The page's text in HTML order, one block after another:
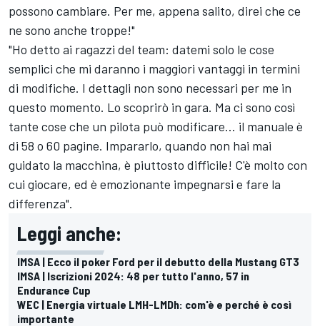
possono cambiare. Per me, appena salito, direi che ce
ne sono anche troppe!"
"Ho detto ai ragazzi del team: datemi solo le cose
semplici che mi daranno i maggiori vantaggi in termini
di modifiche. I dettagli non sono necessari per me in
questo momento. Lo scoprirò in gara. Ma ci sono così
tante cose che un pilota può modificare... il manuale è
di 58 o 60 pagine. Impararlo, quando non hai mai
guidato la macchina, è piuttosto difficile! C'è molto con
cui giocare, ed è emozionante impegnarsi e fare la
differenza".
Leggi anche:
IMSA | Ecco il poker Ford per il debutto della Mustang GT3
IMSA | Iscrizioni 2024: 48 per tutto l'anno, 57 in
Endurance Cup
WEC | Energia virtuale LMH-LMDh: com'è e perché è così
importante